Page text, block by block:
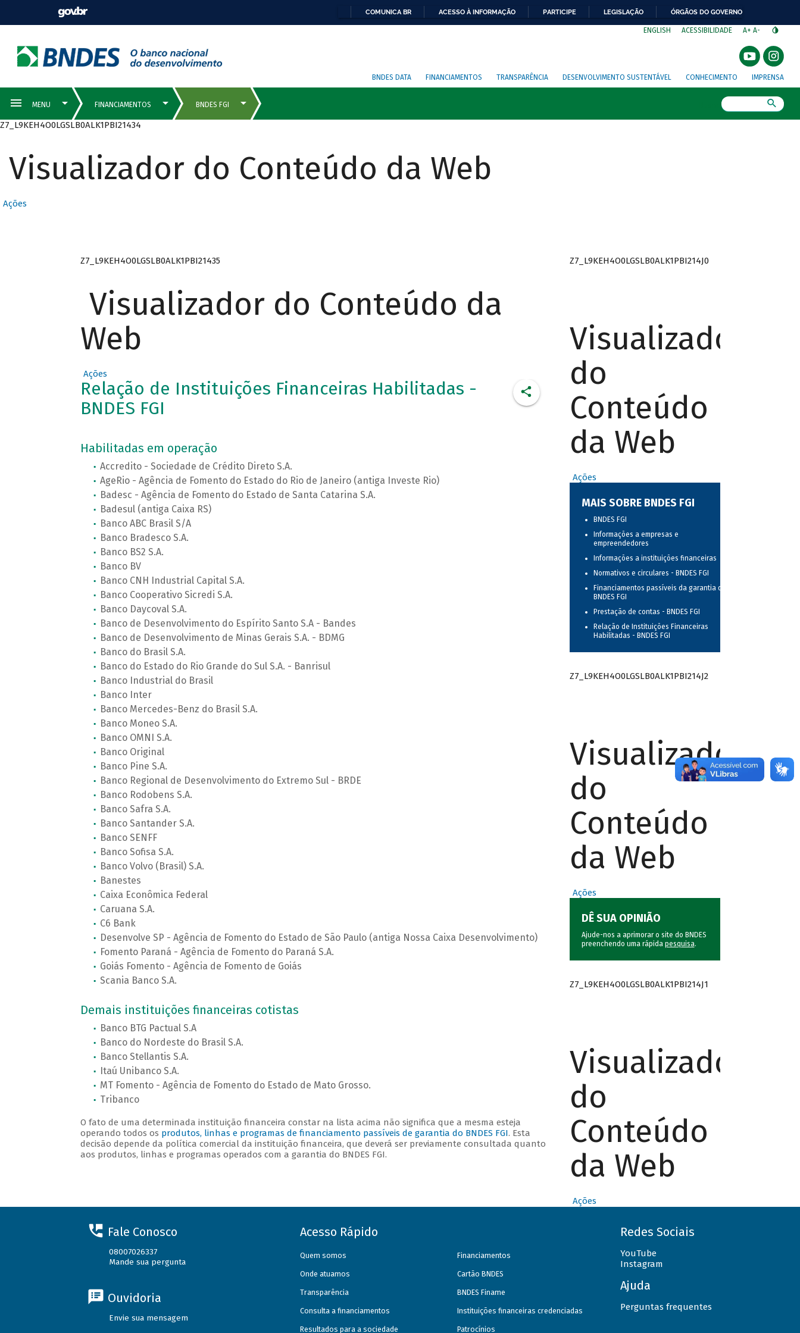
COMUNICA BR ACESSO À INFORMAÇÃO PARTICIPE LEGISLAÇÃO ÓRGÃOS DO GOVERNO
ENGLISH ACESSIBILIDADE A+ A-
BNDES DATA FINANCIAMENTOS TRANSPARÊNCIA DESENVOLVIMENTO SUSTENTÁVEL CONHECIMENTO IMPRENSA
Z7_L9KEH4O0LGSLB0ALK1PBI21434
Visualizador do Conteúdo da Web
Ações
Z7_L9KEH4O0LGSLB0ALK1PBI21435
Visualizador do Conteúdo da
Web
Ações
Relação de Instituições Financeiras Habilitadas -
BNDES FGI
Habilitadas em operação
Accredito - Sociedade de Crédito Direto S.A.
AgeRio - Agência de Fomento do Estado do Rio de Janeiro (antiga Investe Rio)
Badesc - Agência de Fomento do Estado de Santa Catarina S.A.
Badesul (antiga Caixa RS)
Banco ABC Brasil S/A
Banco Bradesco S.A.
Banco BS2 S.A.
Banco BV
Banco CNH Industrial Capital S.A.
Banco Cooperativo Sicredi S.A.
Banco Daycoval S.A.
Banco de Desenvolvimento do Espírito Santo S.A - Bandes
Banco de Desenvolvimento de Minas Gerais S.A. - BDMG
Banco do Brasil S.A.
Banco do Estado do Rio Grande do Sul S.A. - Banrisul
Banco Industrial do Brasil
Banco Inter
Banco Mercedes-Benz do Brasil S.A.
Banco Moneo S.A.
Banco OMNI S.A.
Banco Original
Banco Pine S.A.
Banco Regional de Desenvolvimento do Extremo Sul - BRDE
Banco Rodobens S.A.
Banco Safra S.A.
Banco Santander S.A.
Banco SENFF
Banco Sofisa S.A.
Banco Volvo (Brasil) S.A.
Banestes
Caixa Econômica Federal
Caruana S.A.
C6 Bank
Desenvolve SP - Agência de Fomento do Estado de São Paulo (antiga Nossa Caixa Desenvolvimento)
Fomento Paraná - Agência de Fomento do Paraná S.A.
Goiás Fomento - Agência de Fomento de Goiás
Scania Banco S.A.
Demais instituições financeiras cotistas
Banco BTG Pactual S.A
Banco do Nordeste do Brasil S.A.
Banco Stellantis S.A.
Itaú Unibanco S.A.
MT Fomento - Agência de Fomento do Estado de Mato Grosso.
Tribanco
O fato de uma determinada instituição financeira constar na lista acima não significa que a mesma esteja
operando todos os produtos, linhas e programas de financiamento passíveis de garantia do BNDES FGI. Esta
decisão depende da política comercial da instituição financeira, que deverá ser previamente consultada quanto
aos produtos, linhas e programas operados com a garantia do BNDES FGI.
Z7_L9KEH4O0LGSLB0ALK1PBI214J0
Visualizador
do
Conteúdo
da Web
Ações
MAIS SOBRE BNDES FGI
BNDES FGI
Informações a empresas e
empreendedores
Informações a instituições financeiras
Normativos e circulares - BNDES FGI
Financiamentos passíveis da garantia do
BNDES FGI
Prestação de contas - BNDES FGI
Relação de Instituições Financeiras
Habilitadas - BNDES FGI
Z7_L9KEH4O0LGSLB0ALK1PBI214J2
Visualizador
do
Conteúdo
da Web
Ações
DÊ SUA OPINIÃO
Ajude-nos a aprimorar o site do BNDES
preenchendo uma rápida pesquisa.
Z7_L9KEH4O0LGSLB0ALK1PBI214J1
Visualizador
do
Conteúdo
da Web
Ações
Fale Conosco
08007026337
Mande sua pergunta
Ouvidoria
Envie sua mensagem
Acesso Rápido
Quem somos
Onde atuamos
Transparência
Consulta a financiamentos
Resultados para a sociedade
Financiamentos
Cartão BNDES
BNDES Finame
Instituições financeiras credenciadas
Patrocínios
Redes Sociais
YouTube
Instagram
Ajuda
Perguntas frequentes